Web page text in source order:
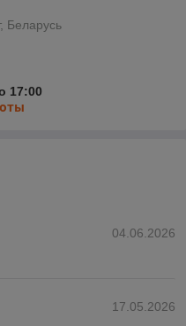
Беларусь
17:00
04.06.2026
17.05.2026